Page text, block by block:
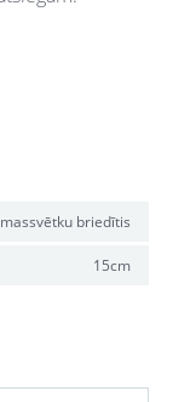
briedītis
15cm